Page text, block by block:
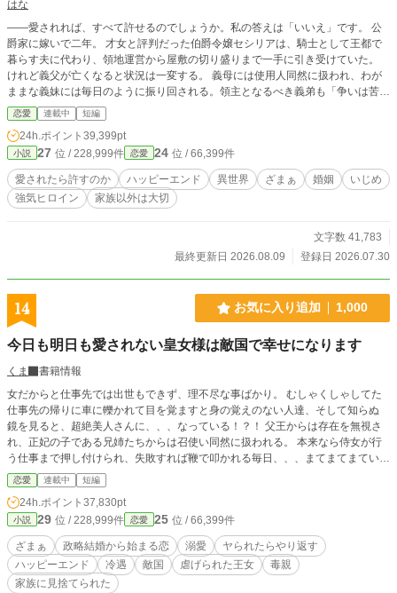
はな
――愛されれば、すべて許せるのでしょうか。私の答えは「いいえ」です。 公
爵家に嫁いで二年。 才女と評判だった伯爵令嬢セシリアは、騎士として王都で
暮らす夫に代わり、領地運営から屋敷の切り盛りまで一手に引き受けていた。
けれど義父が亡くなると状況は一変する。 義母には使用人同然に扱われ、わが
ままな義妹には毎日のように振り回される。領主となるべき義弟も「争いは苦手
だから」と責任から目を背け、誰一人として彼女を助けようとはしなかった。
そんなある日、義妹に噴水へ突き落とされ、高熱に倒れたセシリアは前世の記憶
を思い出す。 前世の彼女は、社員を守るためなら冷徹な決断も辞さない敏腕経
営者だった。 「……今まで随分と我慢しました。でも、もう十分ですわ」 数字
と交渉術、そして前世で培った経営手腕を武器に、公爵家の膿を一つずつ切り捨
てていくセシリア。 やがて王都から戻った夫は、初めて妻が背負ってきた現実
を知り、深く後悔する。償うために公爵家を支え、彼女だけを一途に愛し始める
恋愛 連載中 短編
24h.ポイント 39,399pt
小説 27 位 / 228,999件 恋愛 24 位 / 66,399件
愛されたら許すのか ハッピーエンド 異世界 ざまぁ 婚姻
いじめ
強気ヒロイン
家族以外は大切
文字数 41,783
最終更新日 2026.08.09
登録日 2026.07.30
14 お気に入り追加 1,000
今日も明日も愛されない皇女様は敵国で幸せになります
くま
書籍情報
女だからと仕事先では出世もできず、理不尽な事ばかり。 むしゃくしゃしてた
仕事先の帰りに車に轢かれて目を覚ますと身の覚えのない人達、そして知らぬ
鏡を見ると、超絶美人さんに、、、なっている！？！ 父王からは存在を無視さ
れ、正妃の子である兄姉たちからは召使い同然に扱われる。 本来なら侍女が行
う仕事まで押し付けられ、失敗すれば鞭で叩かれる毎日、、、まてまてまてい！
しかーし！なんで私がこの国の仕事や兄や姉の仕事までやらなにゃあかんの！？
城のメイドや執事からも馬鹿にされる始末。 なるほど、、私はやられたら倍に
返すタイプなのよ。 そんなある日――。 長年戦争を続けてきた敵国・ノクター
ン王国との和平の条件として、政略結婚が決まる。 誰も嫁ぎたがらない敵国へ
送られる花嫁のその役目に選ばれたのは、誰からも必要とされない私生児の皇女
である私。 国王は私を売りやがったあの国に未練なし！ 敵国では歓迎はされて
ないけど、ご飯がちゃんと出されてるし、無視されてても自分の事は自分ででき
るし、、快適過ぎる！！ 一方、エレノアを捨てた祖国では、、、 彼女がいなく
恋愛 連載中 短編
24h.ポイント 37,830pt
小説 29 位 / 228,999件 恋愛 25 位 / 66,399件
ざまぁ 政略結婚から始まる恋 溺愛
ヤられたらやり返す
ハッピーエンド
冷遇 敵国 虐げられた王女
毒親
家族に見捨てられた